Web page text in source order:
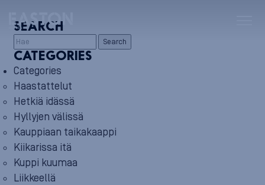
SEARCH
Search
CATEGORIES
Categories
Haastattelut
Hetkiä idässä
Hyllyjen välissä
Kauppiaan taikakaappi
Kiikarissa itä
Kuppi kuumaa
Liikkeellä